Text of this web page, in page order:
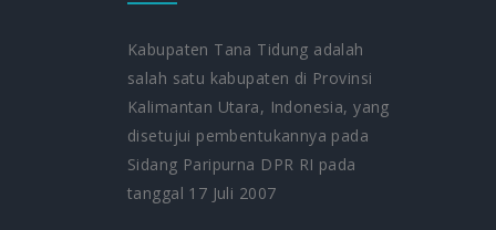
Kabupaten Tana Tidung adalah
salah satu kabupaten di Provinsi
Kalimantan Utara, Indonesia, yang
disetujui pembentukannya pada
Sidang Paripurna DPR RI pada
tanggal 17 Juli 2007